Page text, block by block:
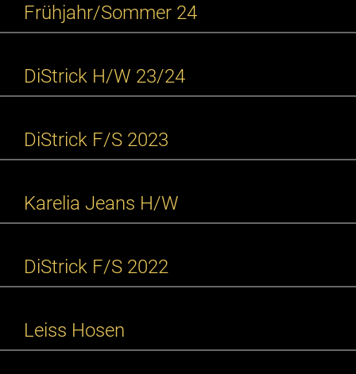
Frühjahr/Sommer 24
DiStrick H/W 23/24
DiStrick F/S 2023
Karelia Jeans H/W
DiStrick F/S 2022
Leiss Hosen